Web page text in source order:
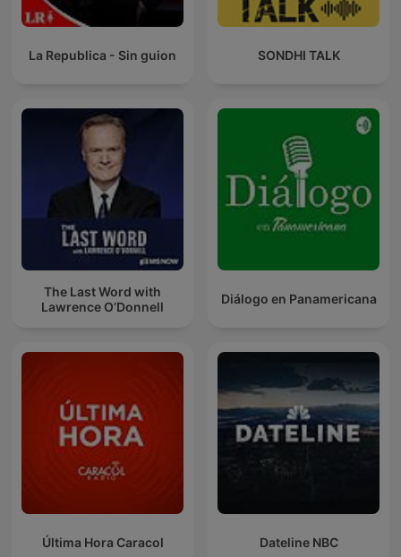
La Republica - Sin guion SONDHI TALK
The Last Word with
Lawrence O’Donnell
Diálogo en Panamericana
Última Hora Caracol Dateline NBC